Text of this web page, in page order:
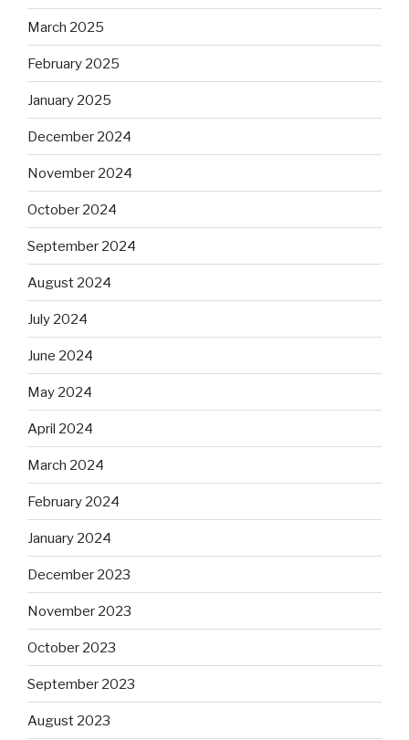
March 2025
February 2025
January 2025
December 2024
November 2024
October 2024
September 2024
August 2024
July 2024
June 2024
May 2024
April 2024
March 2024
February 2024
January 2024
December 2023
November 2023
October 2023
September 2023
August 2023